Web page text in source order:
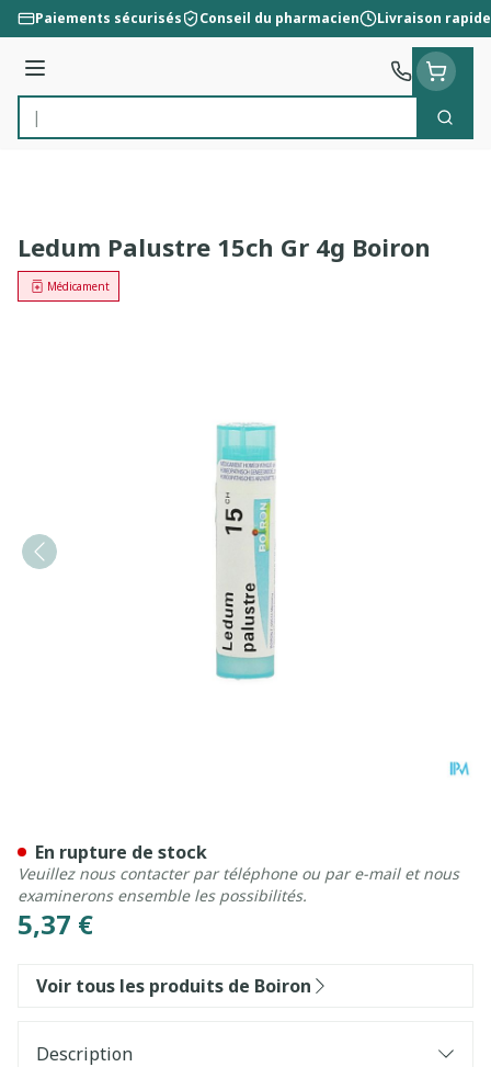
Aller au contenu
Paiements sécurisés Conseil du pharmacien Livraison rapide
Menu
Rechercher
Ledum Palustre 15ch Gr 4g Boiron
Médicament
5,37 €
En rupture de stock
Veuillez nous contacter par téléphone ou par e-mail et nous
examinerons ensemble les possibilités.
Voir tous les produits de Boiron
Description